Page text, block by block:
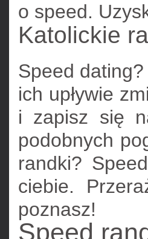
o speed.
Katolickie
Speed
ich upływie
i zapisz się
podobnych
randki?
ciebie.
poznasz!
Speed